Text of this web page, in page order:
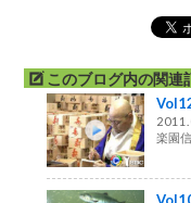
このブログ内の関連
楽園